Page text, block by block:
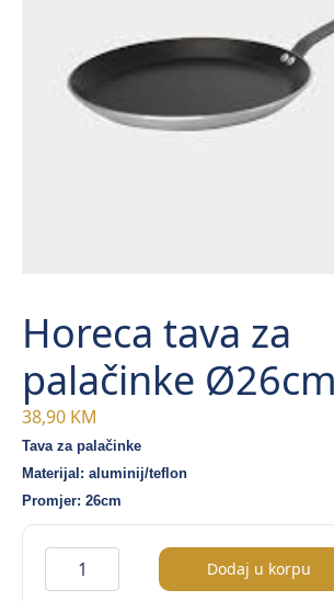
Horeca tava za
palačinke Ø26cm
38,90 KM
Tava za palačinke
Materijal: aluminij/teflon
Promjer: 26cm
Horeca
tava
Dodaj u korpu